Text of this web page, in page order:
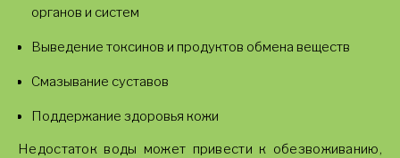
органов и систем
Выведение токсинов и продуктов обмена веществ
Смазывание суставов
Поддержание здоровья кожи
Недостаток воды может привести к обезвоживанию,